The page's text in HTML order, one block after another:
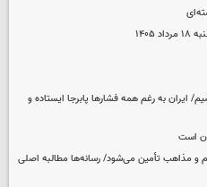
به رغم همه فشارها پابرجا ایستاده و
است
و مذاهب تأمین می‌شود/ رسانه‌ها مطالبه اصلی